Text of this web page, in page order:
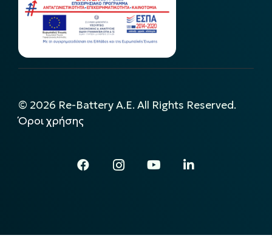
© 2026 Re-Battery A.E. All Rights Reserved.
Όροι χρήσης